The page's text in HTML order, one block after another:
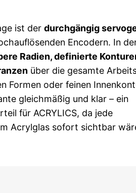
ist der durchgängig
Encodern. In
Radien, definierte
über die gesamte
Formen oder feinen
gleichmäßig und klar – ein
für ACRYLICS, da jede
Acrylglas sofort sichtbar